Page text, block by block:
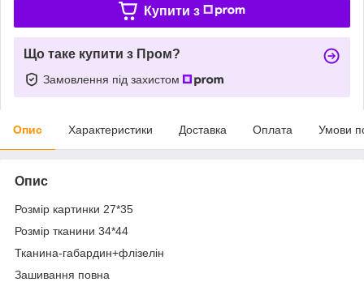
Купити з
Що таке купити з Пром?
Замовлення під захистом
Опис Характеристики Доставка Оплата Умови
Опис
Розмір картинки 27*35
Розмір тканини 34*44
Тканина-габардин+флізелін
Зашивання повна